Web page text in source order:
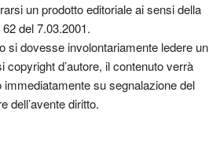
un prodotto editoriale ai sensi della
del 7.03.2001.
si dovesse involontariamente ledere un
copyright d’autore, il contenuto verrà
immediatamente su segnalazione del
dell’avente diritto.